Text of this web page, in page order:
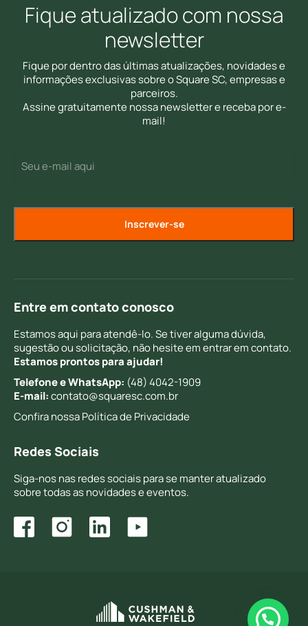
Fique atualizado com nossa
newsletter
Fique por dentro das últimas atualizações, novidades e
informações exclusivas sobre o Square SC, empresas e
parceiros.
Assine gratuitamente nossa newsletter e receba por e-
mail!
mail
Entre em contato conosco
Estamos aqui para atendê-lo. Se tiver alguma dúvida,
sugestão ou solicitação, não hesite em entrar em contato.
Estamos prontos para ajudar!
Telefone e WhatsApp: (48) 4042-1909
E-mail:contato@squaresc.com.br
Confira nossaPolítica de Privacidade
Redes Sociais
Siga-nos nas redes sociais para se manter atualizado
sobre todas as novidades e eventos.